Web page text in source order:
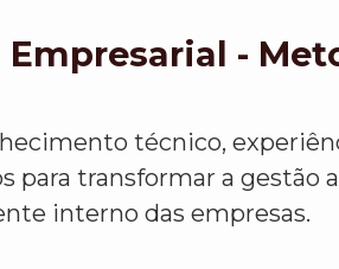
-
técnico,
para transformar a gestão
interno das empresas.